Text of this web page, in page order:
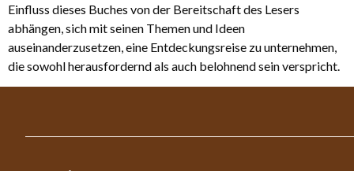
Einfluss dieses Buches von der Bereitschaft des Lesers
abhängen, sich mit seinen Themen und Ideen
auseinanderzusetzen, eine Entdeckungsreise zu unternehmen,
die sowohl herausfordernd als auch belohnend sein verspricht.